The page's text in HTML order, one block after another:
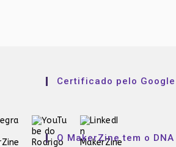
Certificado pelo Google
O MakerZine tem o DNA